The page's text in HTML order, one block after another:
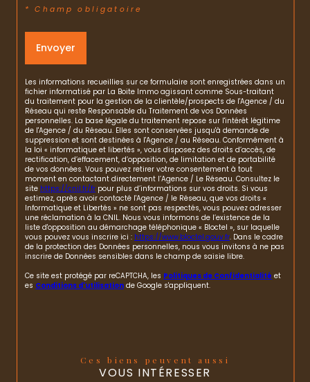
* Champ obligatoire
Envoyer
Les informations recueillies sur ce formulaire sont enregistrées dans un
fichier informatisé par La Boite Immo agissant comme Sous-traitant
du traitement pour la gestion de la clientèle/prospects de l'Agence / du
Réseau qui reste Responsable du Traitement de vos Données
personnelles. La base légale du traitement repose sur l'intérêt légitime
de l'Agence / du Réseau. Elles sont conservées jusqu'à demande de
suppression et sont destinées à l'Agence / au Réseau. Conformément à
la loi « informatique et libertés », vous disposez des droits d’accès, de
rectification, d’effacement, d’opposition, de limitation et de portabilité
de vos données. Vous pouvez retirer votre consentement à tout
moment en contactant directement l’Agence / Le Réseau. Consultez le
site https://cnil.fr/fr pour plus d’informations sur vos droits. Si vous
estimez, après avoir contacté l'Agence / le Réseau, que vos droits «
Informatique et Libertés » ne sont pas respectés, vous pouvez adresser
une réclamation à la CNIL. Nous vous informons de l’existence de la
liste d'opposition au démarchage téléphonique « Bloctel », sur laquelle
vous pouvez vous inscrire ici : https://www.bloctel.gouv.fr. Dans le cadre
de la protection des Données personnelles, nous vous invitons à ne pas
inscrire de Données sensibles dans le champ de saisie libre.
Ce site est protégé par reCAPTCHA, les Politiques de Confidentialité et
es Conditions d'utilisation de Google s'appliquent.
Ces biens peuvent aussi
VOUS INTÉRESSER